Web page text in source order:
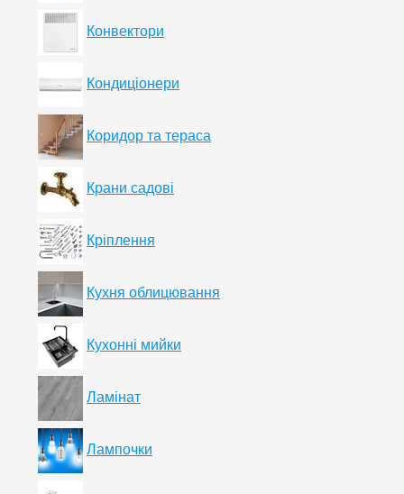
Конвектори
Кондиціонери
Коридор та тераса
Крани садові
Кріплення
Кухня облицювання
Кухонні мийки
Ламінат
Лампочки